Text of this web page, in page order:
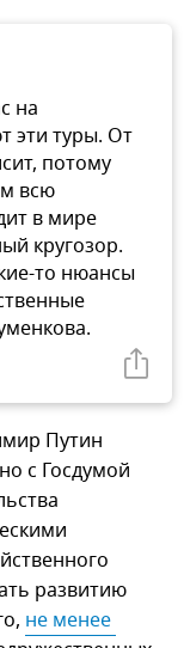
на
эти туры. От
потому
всю
в мире
кругозор.
то нюансы
Путин
с Госдумой
развитию
не менее